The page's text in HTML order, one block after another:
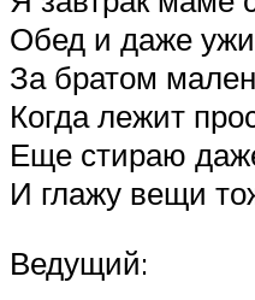
Обед и даже
За братом
Когда лежит
Еще стираю
И глажу вещи
Ведущий: